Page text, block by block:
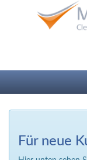
Für neue